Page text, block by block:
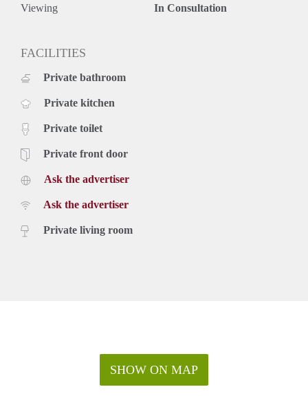
Viewing In Consultation
FACILITIES
Private bathroom
Private kitchen
Private toilet
Private front door
Ask the advertiser
Ask the advertiser
Private living room
SHOW ON MAP